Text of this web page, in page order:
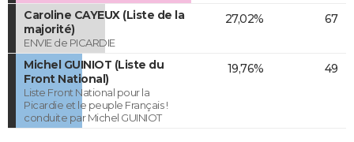
Caroline CAYEUX (Liste de la
majorité)
ENVIE de PICARDIE
27,02% 67
Michel GUINIOT (Liste du
Front National)
Liste Front National pour la
Picardie et le peuple Français !
conduite par Michel GUINIOT
19,76% 49